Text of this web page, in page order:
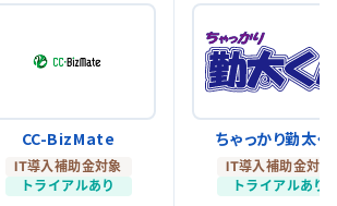
CC-BizMate
IT導入補助金対象
トライアルあり
ちゃっかり勤太く
IT導入補助金対象
トライアルあり